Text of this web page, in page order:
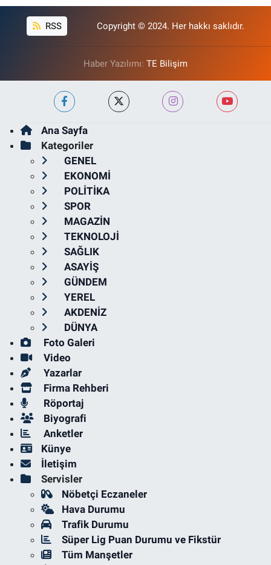
RSS Copyright © 2024. Her hakkı saklıdır.
Haber Yazılımı: TE Bilişim
Ana Sayfa
Kategoriler
GENEL
EKONOMİ
POLİTİKA
SPOR
MAGAZİN
TEKNOLOJİ
SAĞLIK
ASAYİŞ
GÜNDEM
YEREL
AKDENİZ
DÜNYA
Foto Galeri
Video
Yazarlar
Firma Rehberi
Röportaj
Biyografi
Anketler
Künye
İletişim
Servisler
Nöbetçi Eczaneler
Hava Durumu
Trafik Durumu
Süper Lig Puan Durumu ve Fikstür
Tüm Manşetler